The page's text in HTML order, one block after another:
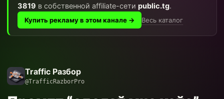
3819 в собственной affiliate-сети public.tg.
Купить рекламу в этом канале → Весь каталог
Traffic Разбор
@TrafficRazborPro